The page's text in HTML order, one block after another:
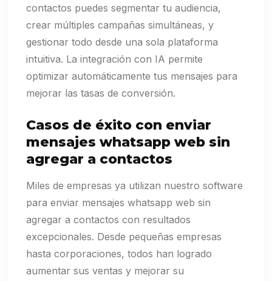
contactos puedes segmentar tu audiencia,
crear múltiples campañas simultáneas, y
gestionar todo desde una sola plataforma
intuitiva. La integración con IA permite
optimizar automáticamente tus mensajes para
mejorar las tasas de conversión.
Casos de éxito con enviar
mensajes whatsapp web sin
agregar a contactos
Miles de empresas ya utilizan nuestro software
para enviar mensajes whatsapp web sin
agregar a contactos con resultados
excepcionales. Desde pequeñas empresas
hasta corporaciones, todos han logrado
aumentar sus ventas y mejorar su